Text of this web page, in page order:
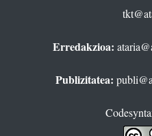
Erredakzioa:
Publizitatea: